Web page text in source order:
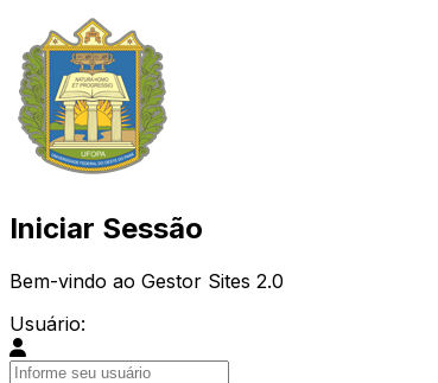
Iniciar Sessão
Bem-vindo ao Gestor Sites 2.0
Usuário: